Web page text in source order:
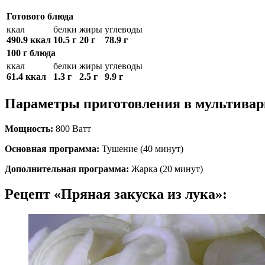
Готового блюда
ккал
490.9 ккал
белки
10.5 г
жиры
20 г
углеводы
78.9 г
100 г блюда
ккал
61.4 ккал
белки
1.3 г
жиры
2.5 г
углеводы
9.9 г
Параметры приготовления в
Мощность: 800 Ватт
Основная программа: Тушение (40 минут)
Дополнительная программа: Жарка (20 минут)
Рецепт «Пряная закуска из лука»: